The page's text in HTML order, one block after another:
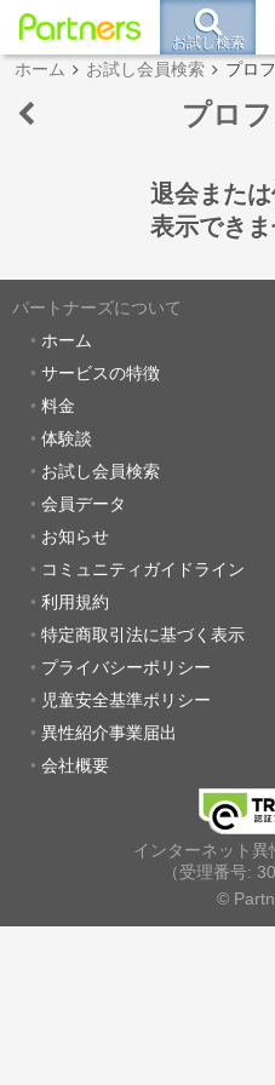
お試し検索
ホーム お試し会員検索 プロ
プロ
退会また
表示でき
パートナーズについて
ホーム
サービスの特徴
料金
体験談
お試し会員検索
会員データ
お知らせ
コミュニティガイドライン
利用規約
特定商取引法に基づく表示
プライバシーポリシー
児童安全基準ポリシー
異性紹介事業届出
会社概要
インターネット異
（受理番号:
©